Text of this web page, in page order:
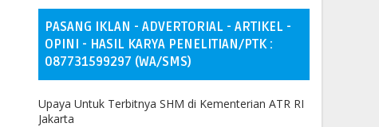
PASANG IKLAN - ADVERTORIAL - ARTIKEL -
OPINI - HASIL KARYA PENELITIAN/PTK :
087731599297 (WA/SMS)
Upaya Untuk Terbitnya SHM di Kementerian ATR RI
Jakarta